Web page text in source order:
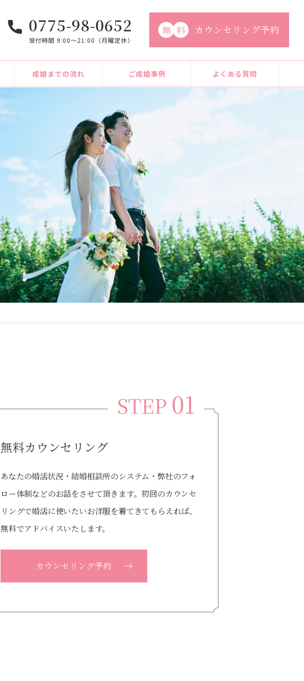
0775-98-0652
受付時間 9:00〜21:00（月曜定休）
カウンセリング予約
無 料
成婚までの流れ ご成婚事例 よくある質問
STEP 01
無料カウンセリング
あなたの婚活状況・結婚相談所のシステム・弊社のフォ
ロー体制などのお話をさせて頂きます。初回のカウンセ
リングで婚活に使いたいお洋服を着てきてもらえれば、
無料でアドバイスいたします。
カウンセリング予約